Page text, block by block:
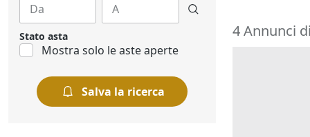
Stato asta
Mostra solo le aste aperte
Salva la ricerca
4 Annunci